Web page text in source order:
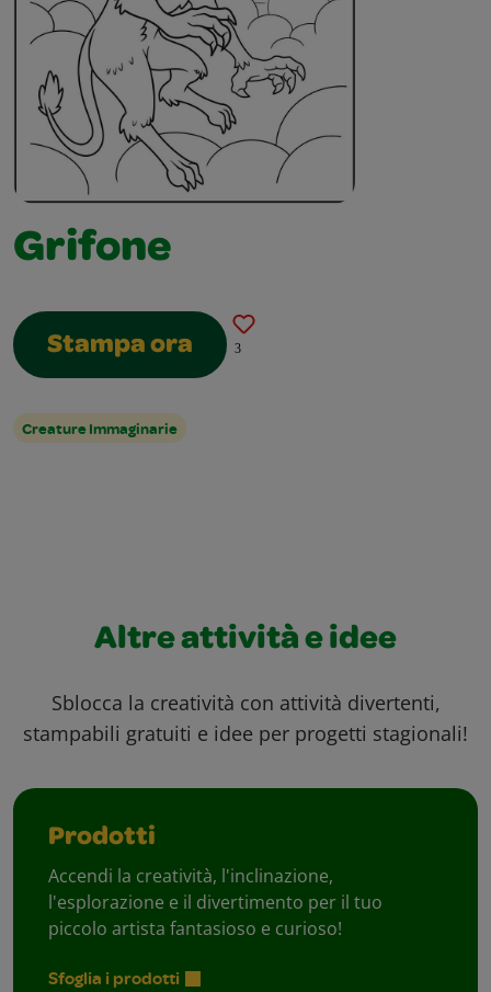
Grifone
Stampa ora 3
Creature Immaginarie
Altre attività e idee
Sblocca la creatività con attività divertenti,
stampabili gratuiti e idee per progetti stagionali!
Prodotti
Accendi la creatività, l'inclinazione,
l'esplorazione e il divertimento per il tuo
piccolo artista fantasioso e curioso!
Sfoglia i prodotti